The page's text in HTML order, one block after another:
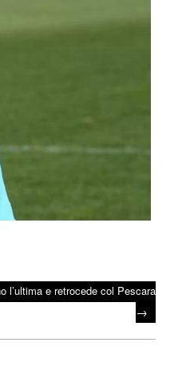
l’ultima e retrocede col Pescara
→